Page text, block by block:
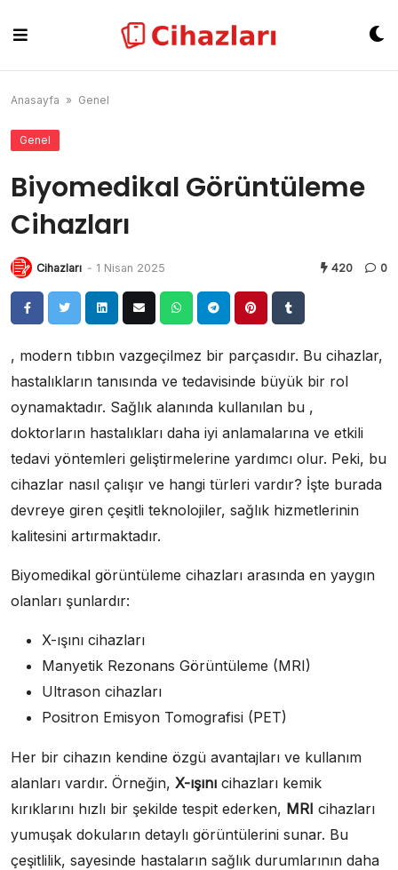
content
Anasayfa » Genel
Genel
Biyomedikal Görüntüleme
Cihazları
Cihazları - 1 Nisan 2025 420 0
, modern tıbbın vazgeçilmez bir parçasıdır. Bu cihazlar,
hastalıkların tanısında ve tedavisinde büyük bir rol
oynamaktadır. Sağlık alanında kullanılan bu ,
doktorların hastalıkları daha iyi anlamalarına ve etkili
tedavi yöntemleri geliştirmelerine yardımcı olur. Peki, bu
cihazlar nasıl çalışır ve hangi türleri vardır? İşte burada
devreye giren çeşitli teknolojiler, sağlık hizmetlerinin
kalitesini artırmaktadır.
Biyomedikal görüntüleme cihazları arasında en yaygın
olanları şunlardır:
X-ışını cihazları
Manyetik Rezonans Görüntüleme (MRI)
Ultrason cihazları
Positron Emisyon Tomografisi (PET)
Her bir cihazın kendine özgü avantajları ve kullanım
alanları vardır. Örneğin, X-ışını cihazları kemik
kırıklarını hızlı bir şekilde tespit ederken, MRI cihazları
yumuşak dokuların detaylı görüntülerini sunar. Bu
çeşitlilik, sayesinde hastaların sağlık durumlarının daha